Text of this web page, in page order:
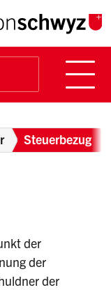
Steuerbezug
der
der
der